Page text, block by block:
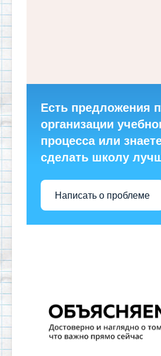
Есть предложения
организации
процесса или
сделать школу
Написать о проблеме